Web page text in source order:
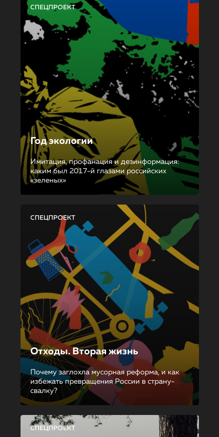
СПЕЦПРОЕКТ
Год экологии
Имитация, профанация и дезинформация:
каким был 2017-й глазами российских
«зеленых»
СПЕЦПРОЕКТ
Отходы. Вторая жизнь
Почему заглохла мусорная реформа, и как
избежать превращения России в страну-
свалку?
СПЕЦПРОЕКТ